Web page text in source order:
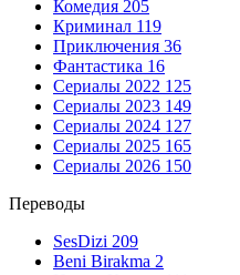
Комедия 205
Криминал 119
Приключения 36
Фантастика 16
Сериалы 2022 125
Сериалы 2023 149
Сериалы 2024 127
Сериалы 2025 165
Сериалы 2026 150
Переводы
SesDizi 209
Beni Birakma 2